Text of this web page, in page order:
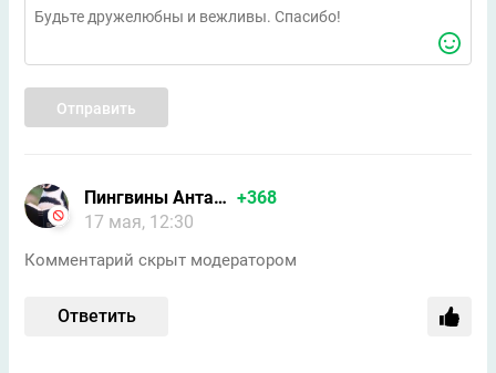
Отправить
Пингвины Антарктиды/Форпо +368
17 мая, 12:30
Комментарий скрыт модератором
Ответить